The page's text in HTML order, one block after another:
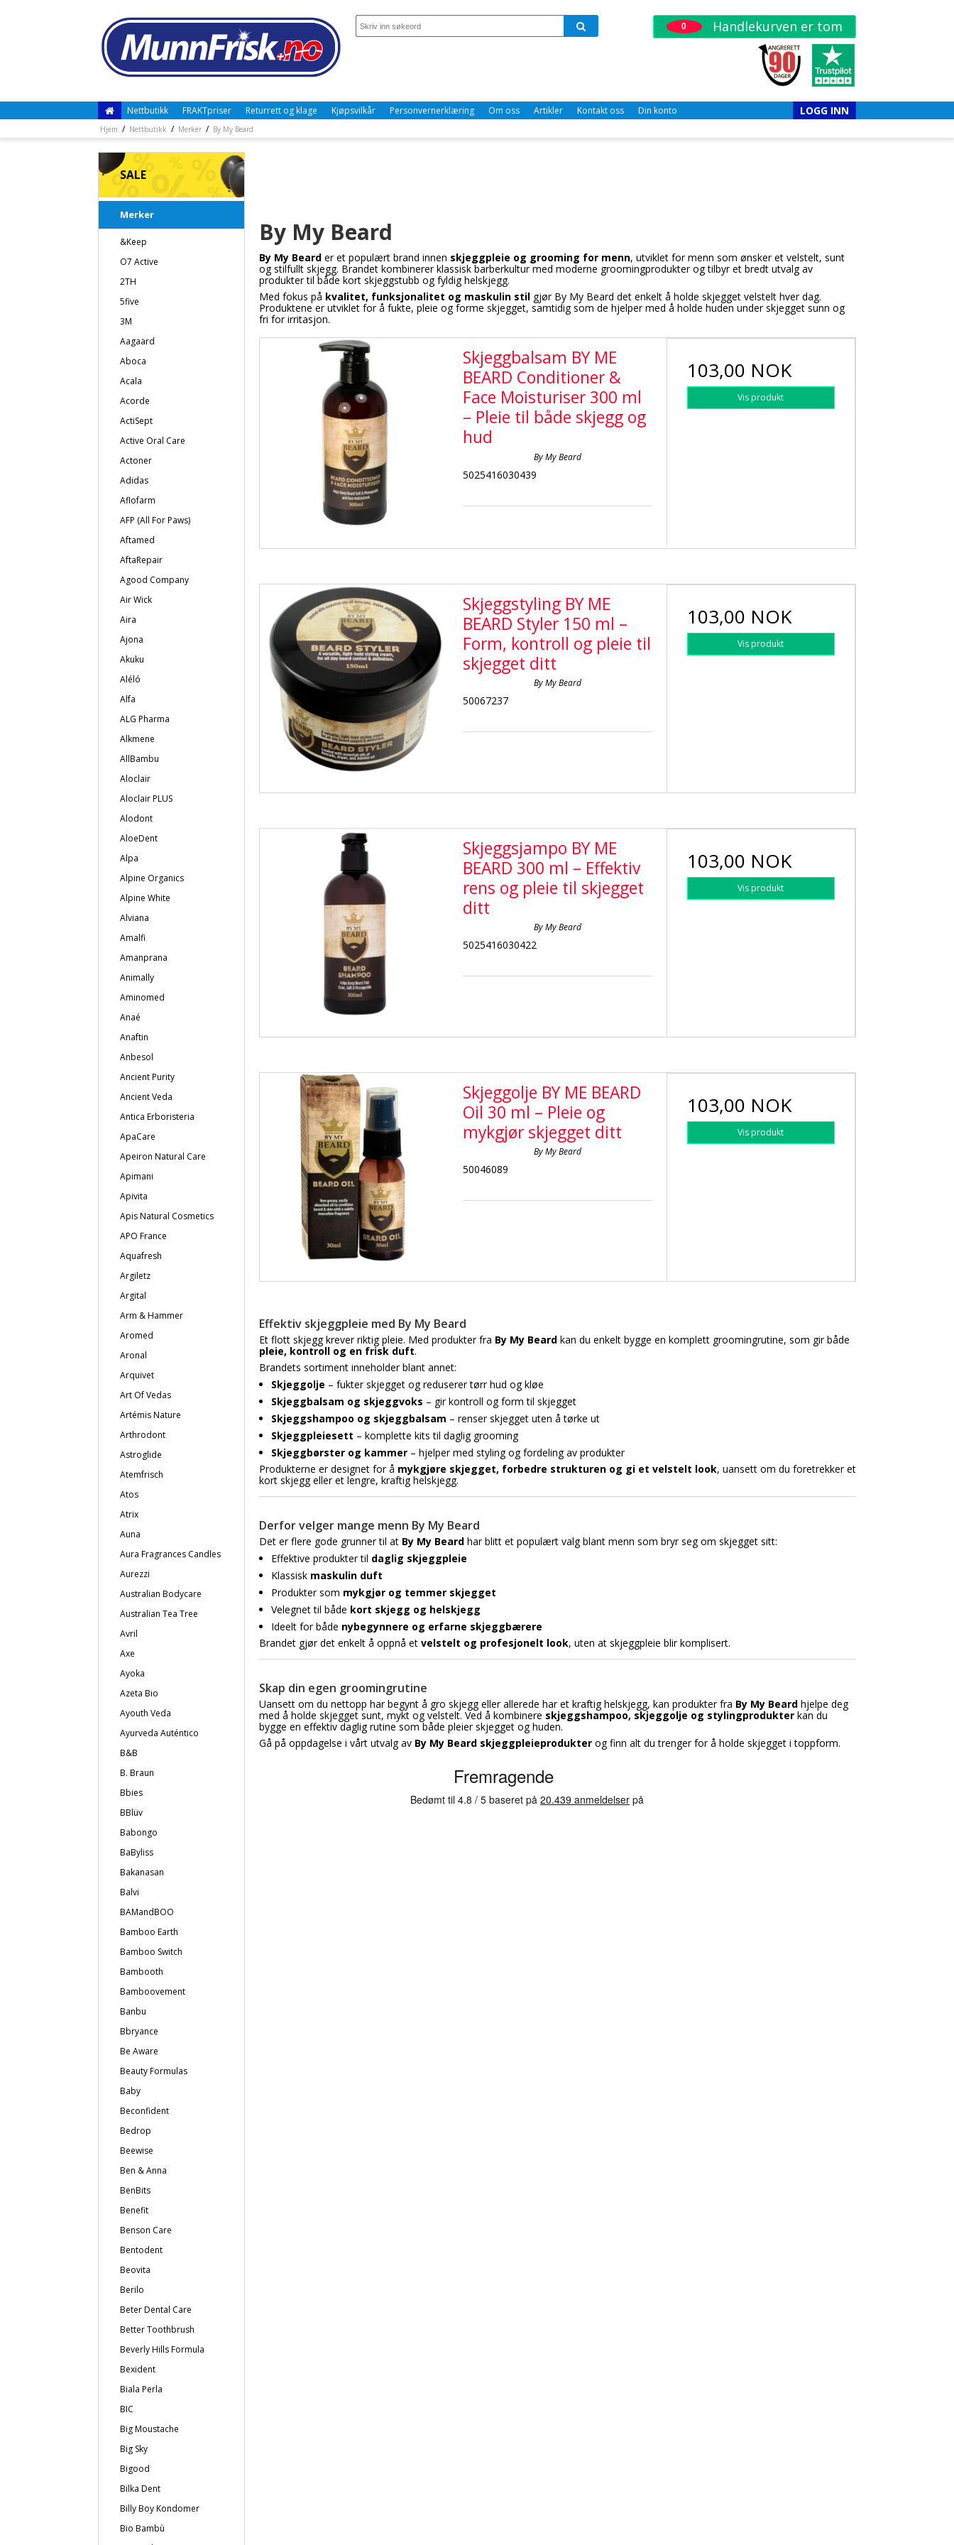
0 Handlekurven er tom
Nettbutikk FRAKTpriser Returrett og klage Kjøpsvilkår Personvernerklæring Om oss Artikler Kontakt oss Din konto LOGG INN
Hjem / Nettbutikk / Merker / By My Beard
SALE
Merker
&Keep
O7 Active
2TH
5five
3M
Aagaard
Aboca
Acala
Acorde
ActiSept
Active Oral Care
Actoner
Adidas
Aflofarm
AFP (All For Paws)
Aftamed
AftaRepair
Agood Company
Air Wick
Aira
Ajona
Akuku
Aléló
Alfa
ALG Pharma
Alkmene
AllBambu
Aloclair
Aloclair PLUS
Alodont
AloeDent
Alpa
Alpine Organics
Alpine White
Alviana
Amalfi
Amanprana
Animally
Aminomed
Anaé
Anaftin
Anbesol
Ancient Purity
Ancient Veda
Antica Erboristeria
ApaCare
Apeiron Natural Care
Apimani
Apivita
Apis Natural Cosmetics
APO France
Aquafresh
Argiletz
Argital
Arm & Hammer
Aromed
Aronal
Arquivet
Art Of Vedas
Artémis Nature
Arthrodont
Astroglide
Atemfrisch
Atos
Atrix
Auna
Aura Fragrances Candles
Aurezzi
Australian Bodycare
Australian Tea Tree
Avril
Axe
Ayoka
Azeta Bio
Ayouth Veda
Ayurveda Auténtico
B&B
B. Braun
Bbies
BBlüv
Babongo
BaByliss
Bakanasan
Balvi
BAMandBOO
Bamboo Earth
Bamboo Switch
Bambooth
Bamboovement
Banbu
Bbryance
Be Aware
Beauty Formulas
Baby
Beconfident
Bedrop
Beewise
Ben & Anna
BenBits
Benefit
Benson Care
Bentodent
Beovita
Berilo
Beter Dental Care
Better Toothbrush
Beverly Hills Formula
Bexident
Biala Perla
BIC
Big Moustache
Big Sky
Bigood
Bilka Dent
Billy Boy Kondomer
Bio Bambù
By My Beard
By My Bearder et populært brand innen skjeggpleie og grooming for menn, utviklet for menn som ønsker et velstelt, sunt
og stilfullt skjegg. Brandet kombinerer klassisk barberkultur med moderne groomingprodukter og tilbyr et bredt utvalg av
produkter til både kort skjeggstubb og fyldig helskjegg.
Med fokus på kvalitet, funksjonalitet og maskulin stilgjør By My Beard det enkelt å holde skjegget velstelt hver dag.
Produktene er utviklet for å fukte, pleie og forme skjegget, samtidig som de hjelper med å holde huden under skjegget sunn og
fri for irritasjon.
Skjeggbalsam BY ME
BEARD Conditioner &
Face Moisturiser 300 ml
– Pleie til både skjegg og
hud
By My Beard
5025416030439
103,00 NOK
Vis produkt
Skjeggstyling BY ME
BEARD Styler 150 ml –
Form, kontroll og pleie til
skjegget ditt
By My Beard
50067237
103,00 NOK
Vis produkt
Skjeggsjampo BY ME
BEARD 300 ml – Effektiv
rens og pleie til skjegget
ditt
By My Beard
5025416030422
103,00 NOK
Vis produkt
Skjeggolje BY ME BEARD
Oil 30 ml – Pleie og
mykgjør skjegget ditt
By My Beard
50046089
103,00 NOK
Vis produkt
Effektiv skjeggpleie med By My Beard
Et flott skjegg krever riktig pleie. Med produkter fra By My Beardkan du enkelt bygge en komplett groomingrutine, som gir både
pleie, kontroll og en frisk duft.
Brandets sortiment inneholder blant annet:
Skjeggolje – fukter skjegget og reduserer tørr hud og kløe
Skjeggbalsam og skjeggvoks – gir kontroll og form til skjegget
Skjeggshampoo og skjeggbalsam – renser skjegget uten å tørke ut
Skjeggpleiesett – komplette kits til daglig grooming
Skjeggbørster og kammer – hjelper med styling og fordeling av produkter
Produkterne er designet for å mykgjøre skjegget, forbedre strukturen og gi et velstelt look, uansett om du foretrekker et
kort skjegg eller et lengre, kraftig helskjegg.
Derfor velger mange menn By My Beard
Det er flere gode grunner til at By My Beardhar blitt et populært valg blant menn som bryr seg om skjegget sitt:
Effektive produkter til daglig skjeggpleie
Klassisk maskulin duft
Produkter som mykgjør og temmer skjegget
Velegnet til både kort skjegg og helskjegg
Ideelt for både nybegynnere og erfarne skjeggbærere
Brandet gjør det enkelt å oppnå et velstelt og profesjonelt look, uten at skjeggpleie blir komplisert.
Skap din egen groomingrutine
Uansett om du nettopp har begynt å gro skjegg eller allerede har et kraftig helskjegg, kan produkter fra By My Beardhjelpe deg
med å holde skjegget sunt, mykt og velstelt. Ved å kombinere skjeggshampoo, skjeggolje og stylingprodukterkan du
bygge en effektiv daglig rutine som både pleier skjegget og huden.
Gå på oppdagelse i vårt utvalg av By My Beard skjeggpleieprodukterog finn alt du trenger for å holde skjegget i toppform.